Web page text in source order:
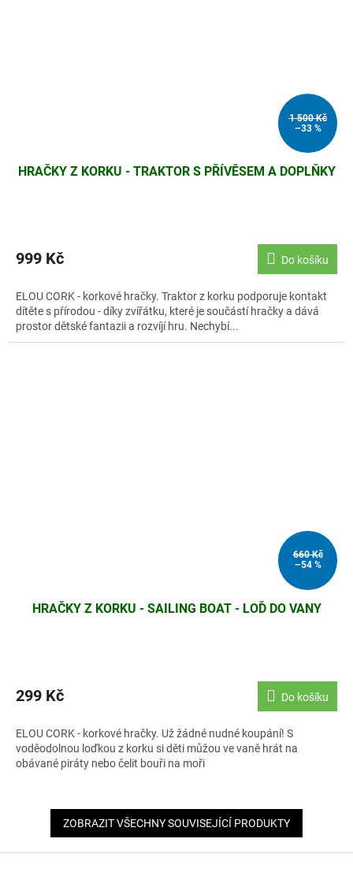
1 500 Kč
–33 %
HRAČKY Z KORKU - TRAKTOR S PŘÍVĚSEM A DOPLŇKY
999 Kč Do košíku
ELOU CORK - korkové hračky. Traktor z korku podporuje kontakt
dítěte s přírodou - díky zvířátku, které je součástí hračky a dává
prostor dětské fantazii a rozvíjí hru. Nechybí...
660 Kč
–54 %
HRAČKY Z KORKU - SAILING BOAT - LOĎ DO VANY
299 Kč Do košíku
ELOU CORK - korkové hračky. Už žádné nudné koupání! S
voděodolnou loďkou z korku si děti můžou ve vaně hrát na
obávané piráty nebo čelit bouři na moři
ZOBRAZIT VŠECHNY SOUVISEJÍCÍ PRODUKTY